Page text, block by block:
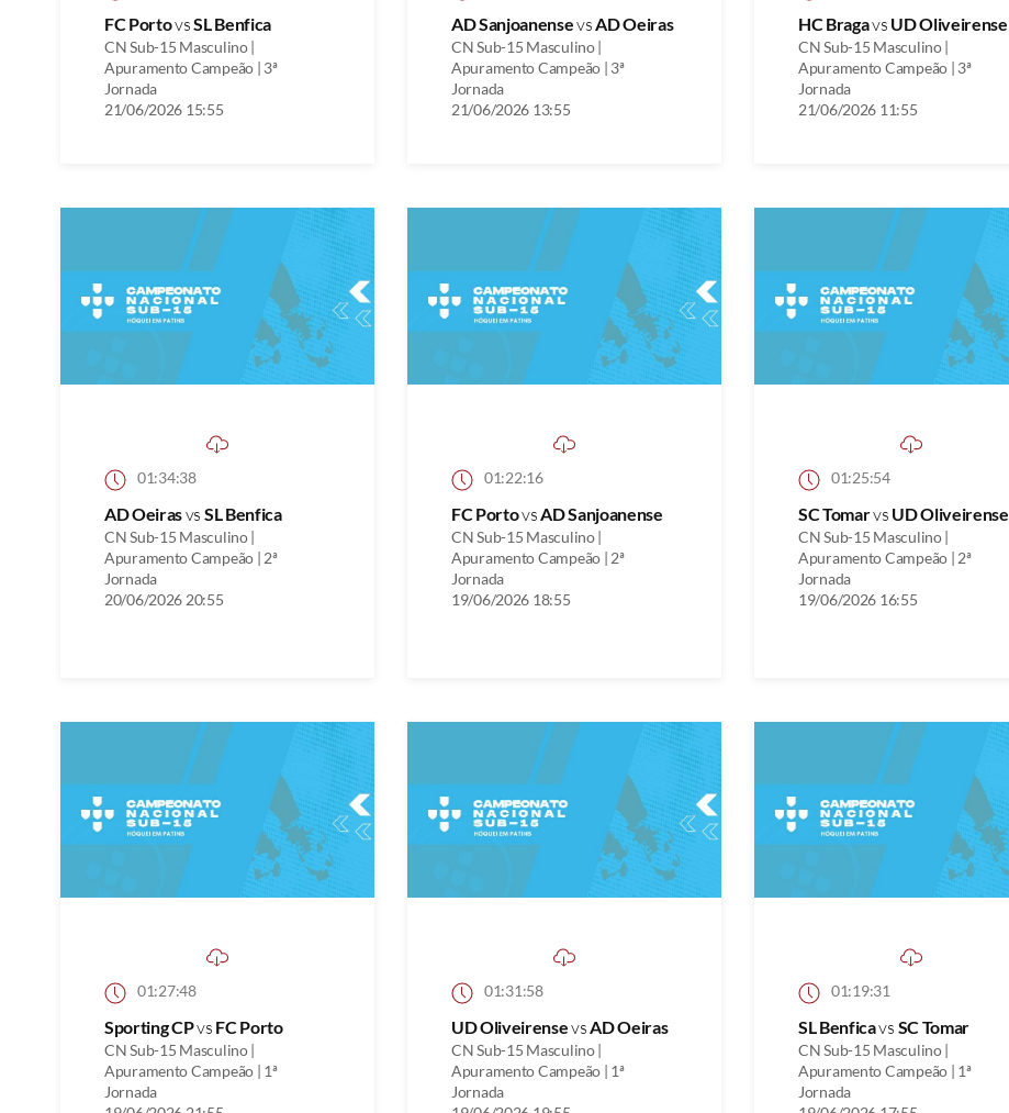
FC PortovsSL Benfica
CN Sub-15 Masculino |
Apuramento Campeão | 3ª
Jornada
21/06/2026 15:55
AD SanjoanensevsAD Oeiras
CN Sub-15 Masculino |
Apuramento Campeão | 3ª
Jornada
21/06/2026 13:55
HC Bragavs UD Oliveirense
CN Sub-15 Masculino |
Apuramento Campeão | 3ª
Jornada
21/06/2026 11:55
01:34:38
AD Oeirasvs SL Benfica
CN Sub-15 Masculino |
Apuramento Campeão | 2ª
Jornada
20/06/2026 20:55
01:22:16
FC PortovsAD Sanjoanense
CN Sub-15 Masculino |
Apuramento Campeão | 2ª
Jornada
19/06/2026 18:55
01:25:54
SC Tomarvs UD Oliveirense
CN Sub-15 Masculino |
Apuramento Campeão | 2ª
Jornada
19/06/2026 16:55
01:27:48
Sporting CPvs FC Porto
CN Sub-15 Masculino |
Apuramento Campeão | 1ª
Jornada
01:31:58
UD OliveirensevsAD Oeiras
CN Sub-15 Masculino |
Apuramento Campeão | 1ª
Jornada
01:19:31
SL Benficavs SC Tomar
CN Sub-15 Masculino |
Apuramento Campeão | 1ª
Jornada